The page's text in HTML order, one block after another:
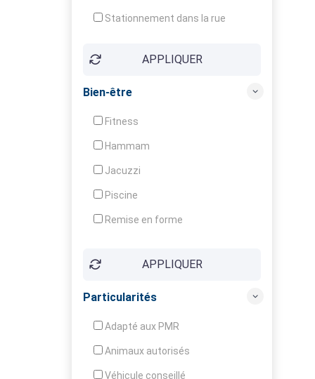
Stationnement dans la rue
APPLIQUER
Bien-être
Fitness
Hammam
Jacuzzi
Piscine
Remise en forme
Soins du corpsAPPLIQUER
Particularités
Adapté aux PMR
Animaux autorisés
Véhicule conseillé